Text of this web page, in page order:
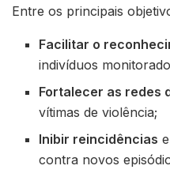
Entre os principais
Facilitar o
indivíduos
Fortalecer as redes
vítimas de violência;
Inibir reincidências
contra novos